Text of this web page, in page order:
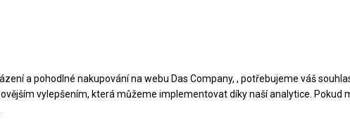
a pohodlné nakupování na webu Das Company, , potřebujeme váš
vylepšením, která můžeme implementovat díky naší analytice. Pokud